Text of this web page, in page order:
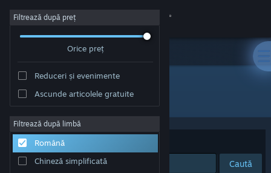
Conectează-te
Despre
Asistență
Filtrează după preț
Orice preț
Reduceri și evenimente
Ascunde articolele gratuite
Filtrează după limbă
Română
Chineză simplificată
Dezvoltator: Milanesa Studio
Sortează după
Caută